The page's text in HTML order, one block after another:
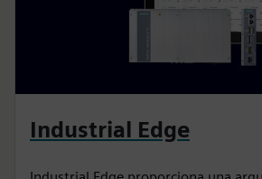
Industrial Edge